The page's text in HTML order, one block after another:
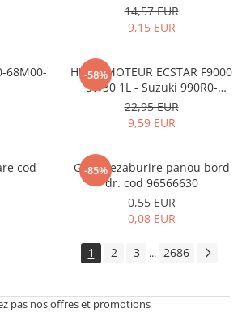
14,57 EUR
9,15 EUR
68M00-
-58%
HUILE MOTEUR ECSTAR F9000
5W30 1L - Suzuki 990R0-
21E72-001
22,95 EUR
9,59 EUR
cod
-85%
Grila dezaburire panou bord
dr. cod 96566630
0,55 EUR
0,08 EUR
1 2 3 ... 2686
pas nos offres et promotions